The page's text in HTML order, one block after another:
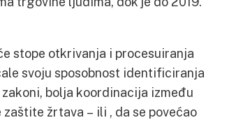
stope otkrivanja i procesuiranja
svoju sposobnost identificiranja
bolja koordinacija između
žrtava – ili , da se povećao